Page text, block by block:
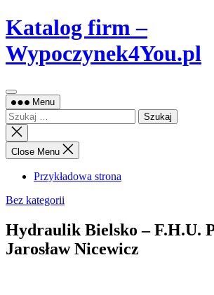
Skip
to
content
Katalog firm –
Wypoczynek4You.pl
Menu
Szukaj:
Close
search
Close Menu
Przykładowa strona
Bez kategorii
Hydraulik Bielsko – F.H.U.
Jarosław Nicewicz